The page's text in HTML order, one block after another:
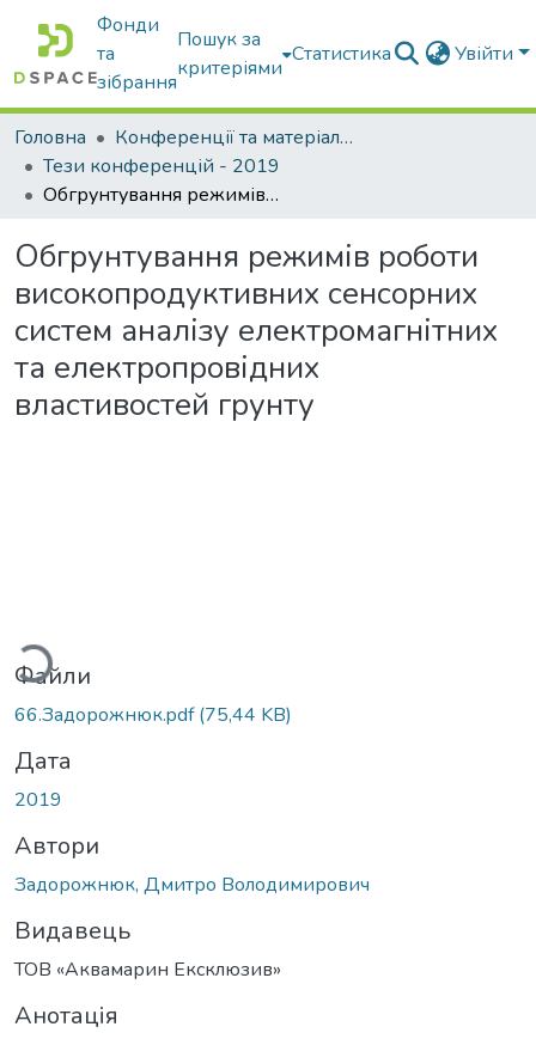
Фонди
та
зібрання
Пошук за
критеріями
Статистика Увійти
Головна
Конференції та матеріали конференцій
Тези конференцій - 2019
Обгрунтування режимів роботи високопродуктивних сенсорних систем аналізу електромагнітних та електропровідних властивостей грунту
Обгрунтування режимів роботи
високопродуктивних сенсорних
систем аналізу електромагнітних
та електропровідних
властивостей грунту
Файли
66.Задорожнюк.pdf(75,44 KB)
Дата
2019
Автори
Задорожнюк, Дмитро Володимирович
Видавець
ТОВ «Аквамарин Ексклюзив»
Анотація